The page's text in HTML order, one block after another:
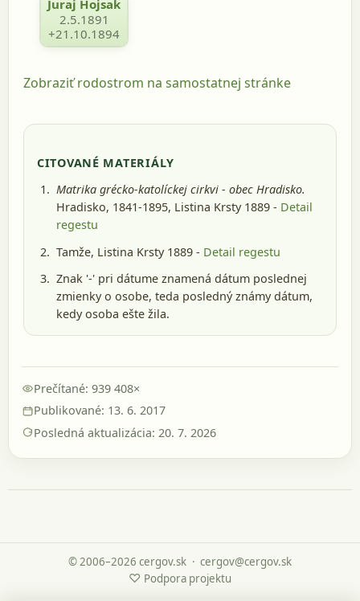
Juraj Hojsak
2.5.1891
+21.10.1894
Zobraziť rodostrom na samostatnej stránke
CITOVANÉ MATERIÁLY
Matrika grécko-katolíckej cirkvi - obec Hradisko.
Hradisko, 1841-1895, Listina Krsty 1889 - Detail
regestu
Tamže, Listina Krsty 1889 - Detail regestu
Znak '-' pri dátume znamená dátum poslednej
zmienky o osobe, teda posledný známy dátum,
kedy osoba ešte žila.
Prečítané: 939 408×
Publikované: 13. 6. 2017
Posledná aktualizácia: 20. 7. 2026
© 2006–2026 cergov.sk
♡ Podpora projektu
· cergov@cergov.sk